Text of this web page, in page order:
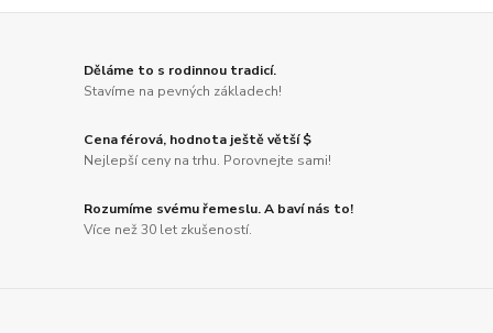
Děláme to s rodinnou tradicí.
Stavíme na pevných základech!
Cena férová, hodnota ještě větší $
Nejlepší ceny na trhu. Porovnejte sami!
Rozumíme svému řemeslu. A baví nás to!
Více než 30 let zkušeností.